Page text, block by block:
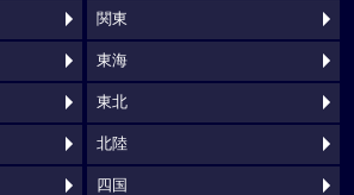
関東
東海
東北
北陸
四国